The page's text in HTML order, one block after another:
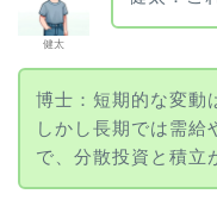
健太
博士：短期的な変動
しかし長期では需給
で、分散投資と積立